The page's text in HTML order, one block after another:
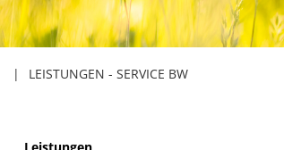
LEISTUNGEN - SERVICE BW